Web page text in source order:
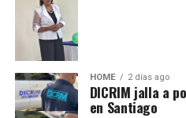
HOME 2 días ago
DICRIM jalla a
en Santiago